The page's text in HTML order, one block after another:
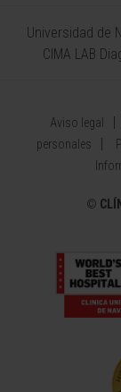
Universidad de
CIMA LAB
Aviso legal
personales
©